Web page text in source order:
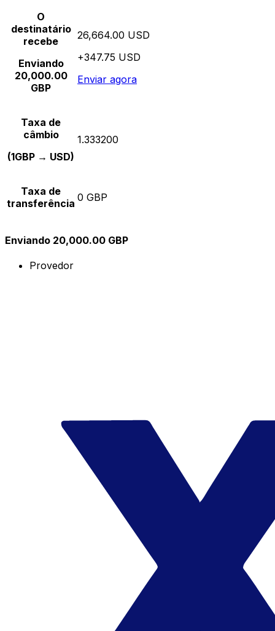
O
destinatário
recebe
Enviando
20,000.00
GBP
26,664.00 USD
+347.75 USD
Enviar agora
Taxa de
câmbio
(1GBP → USD)
1.333200
Taxa de
transferência 0 GBP
Enviando 20,000.00 GBP
Provedor